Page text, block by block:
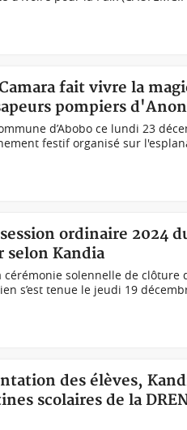
fait vivre la
pompiers
d’Abobo ce lundi 23
festif organisé sur
ordinaire 2024
Kandia
cérémonie solennelle de clôture
s’est tenue le jeudi 19
des élèves,
scolaires de la